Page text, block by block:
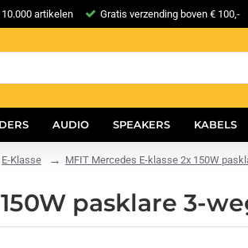
artikelen Gratis verzending boven € 100,-
AUDIO SPEAKERS KABELS
E-Klasse MFIT Mercedes E-klasse 2x 150W
pasklare 3-